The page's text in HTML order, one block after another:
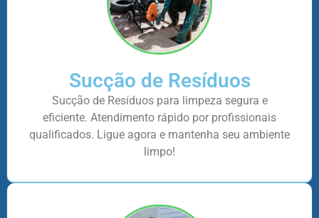
Sucção de Resíduos
Sucção de Resíduos para limpeza segura e
eficiente. Atendimento rápido por profissionais
qualificados. Ligue agora e mantenha seu ambiente
limpo!